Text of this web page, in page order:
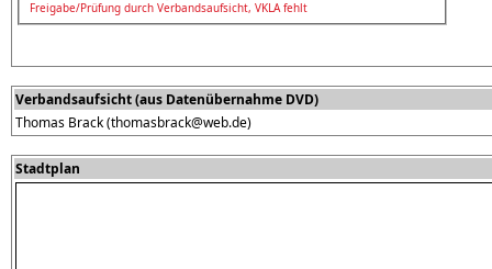
Freigabe/Prüfung durch Verbandsaufsicht, VKLA fehlt
Verbandsaufsicht (aus Datenübernahme DVD)
Thomas Brack (thomasbrack@web.de)
Stadtplan